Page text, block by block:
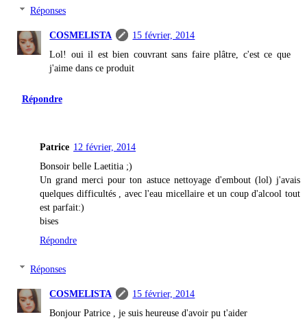
Réponses
COSMELISTA
15 février, 2014
Lol! oui il est bien couvrant sans faire plâtre, c'est ce que
j'aime dans ce produit
Répondre
Patrice 12 février, 2014
Bonsoir belle Laetitia ;)
Un grand merci pour ton astuce nettoyage d'embout (lol) j'avais
quelques difficultés , avec l'eau micellaire et un coup d'alcool tout
est parfait:)
bises
Répondre
Réponses
COSMELISTA
15 février, 2014
Bonjour Patrice , je suis heureuse d'avoir pu t'aider